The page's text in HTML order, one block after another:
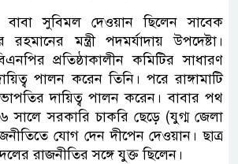
বাবা সুবিমল দেওয়ান ছিলেন সাবেক
রহমানের মন্ত্রী পদমর্যাদায় উপদেষ্টা।
প্রতিষ্ঠাকালীন কমিটির সাধারণ
পালন করেন তিনি। পরে রাঙ্গামাটি
দায়িত্ব পালন করেন। বাবার পথ
সরকারি চাকরি ছেড়ে (যুগ্ম জেলা
যোগ দেন দীপেন দেওয়ান। ছাত্র
রাজনীতির সঙ্গে যুক্ত ছিলেন।